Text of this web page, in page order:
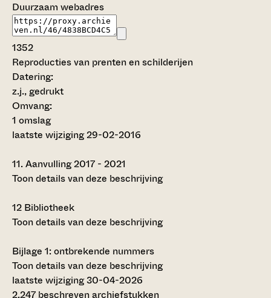
Duurzaam webadres
1352
Reproducties van prenten en schilderijen
Datering:
z.j., gedrukt
Omvang:
1 omslag
laatste wijziging 29-02-2016
11.Aanvulling 2017 - 2021
Toon details van deze beschrijving
12 Bibliotheek
Toon details van deze beschrijving
Bijlage 1: ontbrekende nummers
Toon details van deze beschrijving
laatste wijziging 30-04-2026
2.247 beschreven archiefstukken